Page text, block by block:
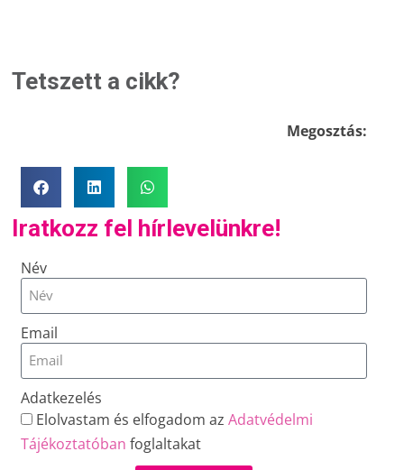
Tetszett a cikk?
Megosztás:
Iratkozz fel hírlevelünkre!
Név
Email
Adatkezelés
Elolvastam és elfogadom azAdatvédelmi
Tájékoztatóban foglaltakat